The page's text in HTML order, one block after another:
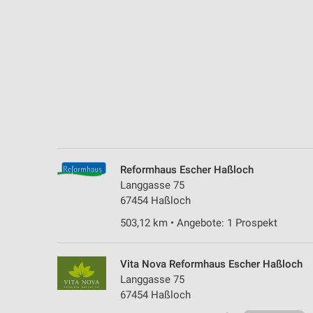
Reformhaus Escher Haßloch
Langgasse 75
67454 Haßloch
503,12 km • Angebote: 1 Prospekt
Vita Nova Reformhaus Escher Haßloch
Langgasse 75
67454 Haßloch
Geräte anhand von aktiv angeforderten Informationen
Nicht-IAB-Verarbeitungszwecke:
Performance
Funktional